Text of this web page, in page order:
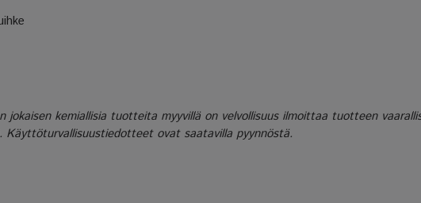
jokaisen kemiallisia tuotteita myyvillä on velvollisuus ilmoittaa tuotteen
Käyttöturvallisuustiedotteet ovat saatavilla pyynnöstä.